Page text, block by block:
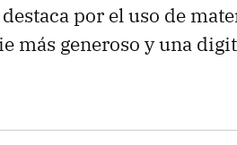
destaca por el uso de
más generoso y una